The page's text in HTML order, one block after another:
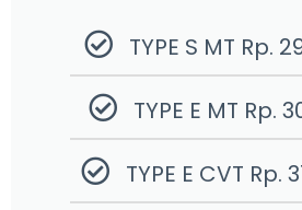
TYPE S MT Rp.
TYPE E MT Rp.
TYPE E CVT Rp.